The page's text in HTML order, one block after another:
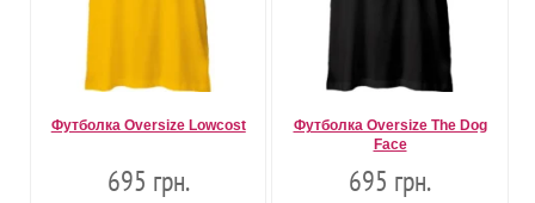
Футболка Oversize Lowcost
695 грн.
Футболка Oversize The Dog
Face
695 грн.